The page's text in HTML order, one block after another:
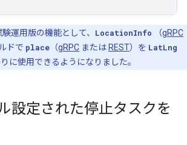
験運用版の機能として、 LocationInfo （gRPC
ドで place （gRPC または REST）を LatLng
に使用できるようになりました。
設定された停止タスクを